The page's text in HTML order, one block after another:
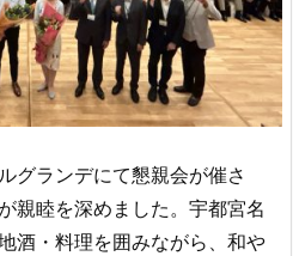
グランデにて懇親会が催さ
親睦を深めました。宇都宮名
酒・料理を囲みながら、和や